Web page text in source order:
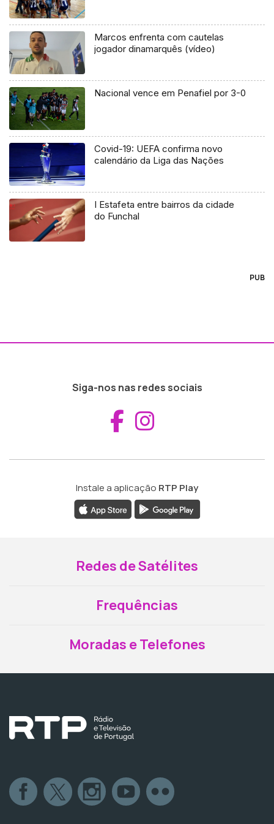
Marcos enfrenta com cautelas
jogador dinamarquês (vídeo)
Nacional vence em Penafiel por 3-0
Covid-19: UEFA confirma novo
calendário da Liga das Nações
I Estafeta entre bairros da cidade
do Funchal
PUB
Siga-nos nas redes sociais
Aceder ao
Instale a aplicação RTP Play
Redes de Satélites
Frequências
Moradas e Telefones